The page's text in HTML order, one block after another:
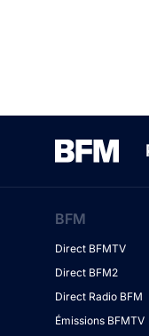
BFM
Direct BFMTV
Direct BFM2
Direct Radio BFM
Émissions BFMTV